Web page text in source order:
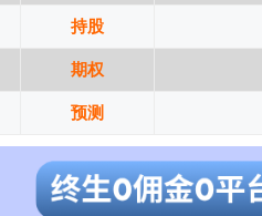
持股
期权
预测